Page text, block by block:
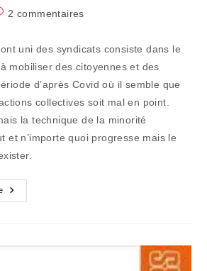
publiée :
:
2 commentaires
uni des syndicats consiste dans le
mobiliser des citoyennes et des
d’après Covid où il semble que
collectives soit mal en point.
la technique de la minorité
et n’importe quoi progresse mais le
Jusqu’où
Ira